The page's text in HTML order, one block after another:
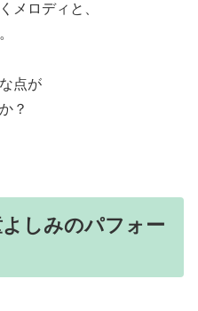
メロディと、
点が
？
しみのパフォー